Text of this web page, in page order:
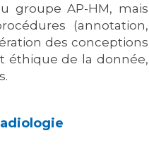
groupe AP-HM, mais
(annotation,
des conceptions
éthique de la donnée,